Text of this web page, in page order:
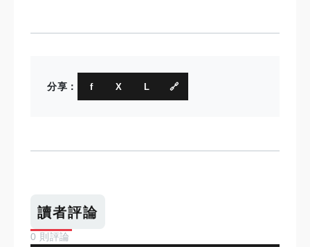
分享： f X L 🔗
讀者評論
0 則評論